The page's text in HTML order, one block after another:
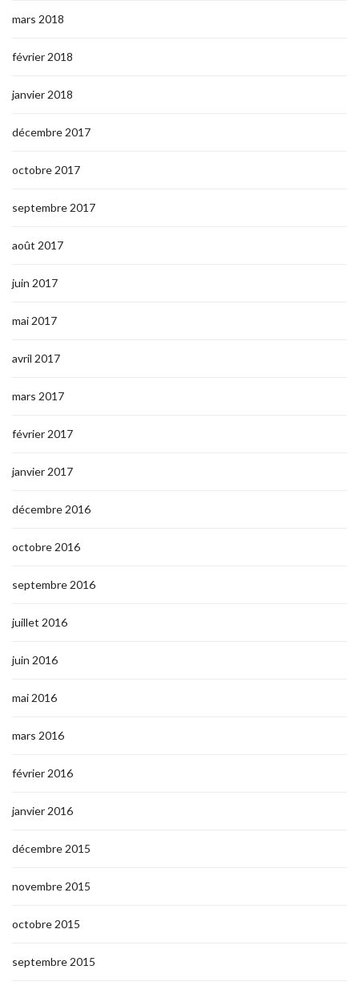
mars 2018
février 2018
janvier 2018
décembre 2017
octobre 2017
septembre 2017
août 2017
juin 2017
mai 2017
avril 2017
mars 2017
février 2017
janvier 2017
décembre 2016
octobre 2016
septembre 2016
juillet 2016
juin 2016
mai 2016
mars 2016
février 2016
janvier 2016
décembre 2015
novembre 2015
octobre 2015
septembre 2015